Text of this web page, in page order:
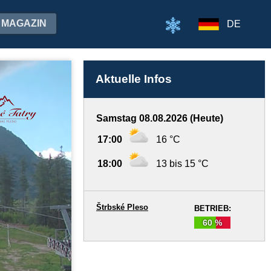
MAGAZIN DE
Aktuelle Infos
Samstag 08.08.2026 (Heute)
17:00 16 °C
18:00 13 bis 15 °C
BETRIEB:
60 %
Štrbské Pleso